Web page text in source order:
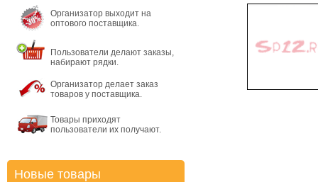
Организатор выходит на
оптового поставщика.
Пользователи делают заказы,
набирают рядки.
Организатор делает заказ
товаров у поставщика.
Товары приходят
пользователи их получают.
Новые товары